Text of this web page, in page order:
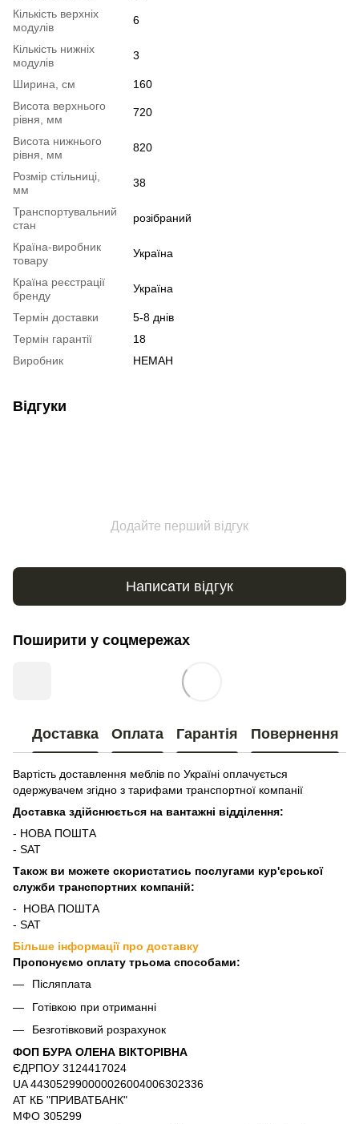
Кількість верхніх
модулів
6
Кількість нижніх
модулів
3
Ширина, см
160
Висота верхнього
рівня, мм
720
Висота нижнього
рівня, мм
820
Розмір стільниці,
мм
38
Транспортувальний
стан
розібраний
Країна-виробник
товару
Україна
Країна реєстрації
бренду
Україна
Термін доставки
5-8 днів
Термін гарантії
18
Виробник
НЕМАН
Відгуки
Додайте перший відгук
Написати відгук
Поширити у соцмережах
Доставка Оплата Гарантія Повернення
Вартість доставлення меблів по Україні оплачується
одержувачем згідно з тарифами транспортної компанії
Доставка здійснюється на вантажні відділення:
- НОВА ПОШТА
- SAT
Також ви можете скористатись послугами кур'єрської
служби транспортних компаній:
- НОВА ПОШТА
- SAT
Більше інформації про доставку
Пропонуємо оплату трьома способами:
Післяплата
Готівкою при отриманні
Безготівковий розрахунок
ФОП БУРА ОЛЕНА ВІКТОРІВНА
ЄДРПОУ 3124417024
UA 443052990000026004006302336
АТ КБ "ПРИВАТБАНК"
МФО 305299